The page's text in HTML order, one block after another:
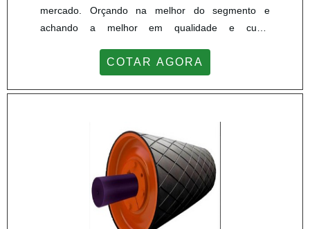
mercado. Orçando na melhor do segmento e
achando a melhor em qualidade e custo
cilindro hidráulico, com a Master Serviços e
comprometimento com os resultados dos
HIDRÁULICOHá muitas maneiras eficientes de
demonstrar competência e excelência em uma área
de atuação. A Master Serviços e Usinagem canaliza
sua energia em proporcionar uma estrutura com:
Escritório de alta qualidade onde são realizadas as
atividades; Estrutura suficiente para atender todas
COTAR AGORA